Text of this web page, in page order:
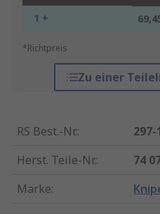
1 +
*Richtpreis
Zu einer
RS Best.-Nr.:
297-
Herst. Teile-Nr.:
74
Marke: